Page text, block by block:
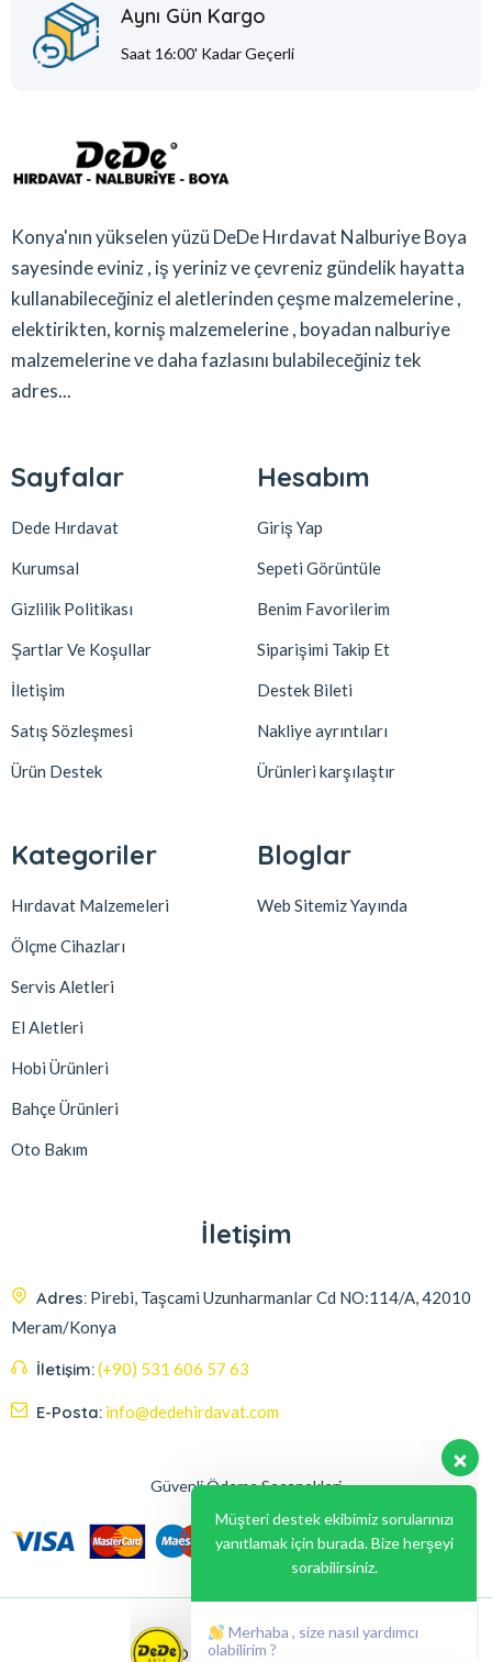
Aynı Gün Kargo
Saat 16:00' Kadar Geçerli
Konya'nın yükselen yüzü DeDe Hırdavat Nalburiye Boya
sayesinde eviniz , iş yeriniz ve çevreniz gündelik hayatta
kullanabileceğiniz el aletlerinden çeşme malzemelerine ,
elektirikten, korniş malzemelerine , boyadan nalburiye
malzemelerine ve daha fazlasını bulabileceğiniz tek
adres...
Sayfalar
Dede Hırdavat
Kurumsal
Gizlilik Politikası
Şartlar Ve Koşullar
İletişim
Satış Sözleşmesi
Ürün Destek
Hesabım
Giriş Yap
Sepeti Görüntüle
Benim Favorilerim
Siparişimi Takip Et
Destek Bileti
Nakliye ayrıntıları
Ürünleri karşılaştır
Kategoriler
Hırdavat Malzemeleri
Ölçme Cihazları
Servis Aletleri
El Aletleri
Hobi Ürünleri
Bahçe Ürünleri
Oto Bakım
Bloglar
Web Sitemiz Yayında
İletişim
Adres: Pirebi, Taşcami Uzunharmanlar Cd NO:114/A, 42010
Meram/Konya
İletişim:(+90) 531 606 57 63
E-Posta: info@dedehirdavat.com
Güvenli Ödeme Seçenekleri
© 2024, Liabil Dizayn
yanıtlamak için burada. Bize herşeyi
sorabilirsiniz.
olabilirim ?